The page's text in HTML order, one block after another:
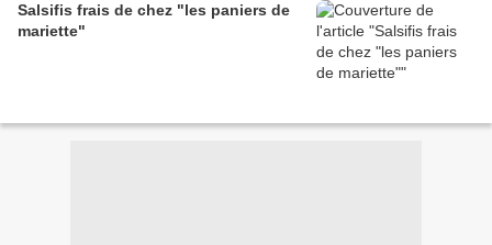
Salsifis frais de chez "les paniers de
mariette"